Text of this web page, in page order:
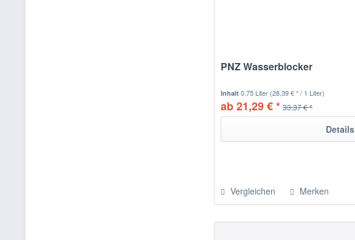
PNZ Wasserblocker
Inhalt0.75 Liter (28,39 € * / 1 Liter)
ab 21,29 € * 33,37 € *
Details
Vergleichen Merken